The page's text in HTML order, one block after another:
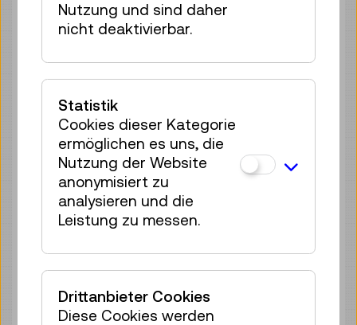
Mo 10.08. 10:30–11:10
Reservierung Kinderbereich
40 Plätze frei
€ 2,50
Tickets
Mo 10.08. 11:30
Reservierung Kinderbereich
40 Plätze frei
€ 2,50
Tickets
Mo 10.08. 12:30– 13:10
40 Plätze frei
€ 2,50
Tickets
Mo 10.08. 14:00– 14:40
Nutzung und sind daher
nicht deaktivierbar.
Statistik
Cookies dieser Kategorie
ermöglichen es uns, die
Nutzung der Website
anonymisiert zu
analysieren und die
Leistung zu messen.
Drittanbieter Cookies
Diese Cookies werden